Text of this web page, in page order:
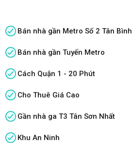
Bán nhà gần Metro Số 2 Tân Bình
Bán nhà gần Tuyến Metro
Cách Quận 1 - 20 Phút
Cho Thuê Giá Cao
Gần nhà ga T3 Tân Sơn Nhất
Khu An Ninh